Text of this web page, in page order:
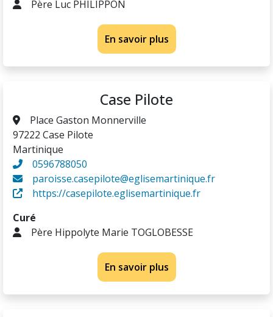
Père Luc PHILIPPON
En savoir plus
Case Pilote
Place Gaston Monnerville
97222 Case Pilote
Martinique
0596788050
paroisse.casepilote@eglisemartinique.fr
https://casepilote.eglisemartinique.fr
Curé
Père Hippolyte Marie TOGLOBESSE
En savoir plus